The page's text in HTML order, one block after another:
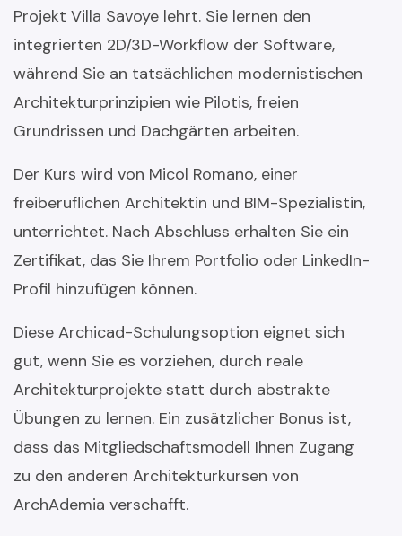
Projekt Villa Savoye lehrt. Sie lernen den
integrierten 2D/3D-Workflow der Software,
während Sie an tatsächlichen modernistischen
Architekturprinzipien wie Pilotis, freien
Grundrissen und Dachgärten arbeiten.
Der Kurs wird von Micol Romano, einer
freiberuflichen Architektin und BIM-Spezialistin,
unterrichtet. Nach Abschluss erhalten Sie ein
Zertifikat, das Sie Ihrem Portfolio oder LinkedIn-
Profil hinzufügen können.
Diese Archicad-Schulungsoption eignet sich
gut, wenn Sie es vorziehen, durch reale
Architekturprojekte statt durch abstrakte
Übungen zu lernen. Ein zusätzlicher Bonus ist,
dass das Mitgliedschaftsmodell Ihnen Zugang
zu den anderen Architekturkursen von
ArchAdemia verschafft.